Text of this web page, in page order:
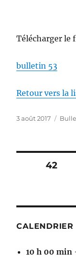
Télécharger le
bulletin 53
Retour vers la
Publié
3 août 2017
PAGE42
CALENDRIER
10 h 00 min